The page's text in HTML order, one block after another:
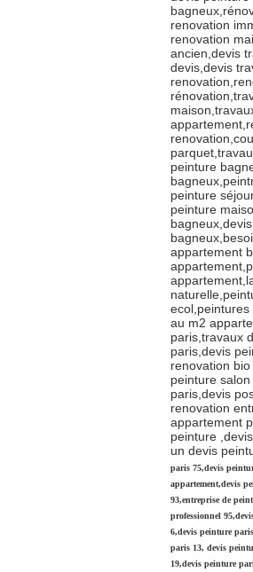
renovation
renovation
ancien,devis
devis,devis
peinture
peinture
peinture
appartement
au m2
paris,travaux
paris,devis
renovation
peinture
paris,devis
renovation
appartement
peinture
un devis
paris 75,devis
appartement,devis
93,entreprise de
professionnel
6,devis peinture
paris 13, devis
19,devis peinture